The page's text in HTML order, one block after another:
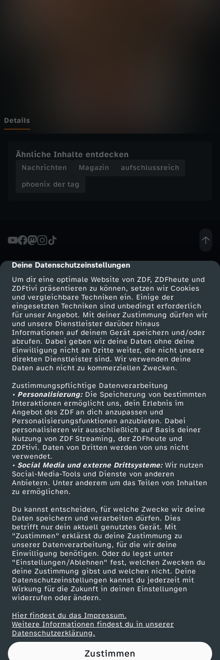
cmp-dialog-description
Deine Datenschutzeinstellungen
Um dir eine optimale Website von ZDF, ZDFheute und
ZDFtivi präsentieren zu können, setzen wir Cookies
und vergleichbare Techniken ein. Einige der
eingesetzten Techniken sind unbedingt erforderlich
für unser Angebot. Mit deiner Zustimmung dürfen wir
und unsere Dienstleister darüber hinaus
Informationen auf deinem Gerät speichern und/oder
abrufen. Dabei geben wir deine Daten ohne deine
Einwilligung nicht an Dritte weiter, die nicht unsere
direkten Dienstleister sind. Wir verwenden deine
Daten auch nicht zu kommerziellen Zwecken.
Zustimmungspflichtige Datenverarbeitung
• Personalisierung:Die Speicherung von bestimmten
Interaktionen ermöglicht uns, dein Erlebnis im
Angebot des ZDF an dich anzupassen und
Personalisierungsfunktionen anzubieten. Dabei
personalisieren wir ausschließlich auf Basis deiner
Nutzung von ZDF Streaming, der ZDFheute und
ZDFtivi. Daten von Dritten werden von uns nicht
verwendet.
• Social Media und externe Drittsysteme:Wir nutzen
Social-Media-Tools und Dienste von anderen
Anbietern. Unter anderem um das Teilen von Inhalten
zu ermöglichen.
Du kannst entscheiden, für welche Zwecke wir deine
Daten speichern und verarbeiten dürfen. Dies
betrifft nur dein aktuell genutztes Gerät. Mit
"Zustimmen" erklärst du deine Zustimmung zu
unserer Datenverarbeitung, für die wir deine
Einwilligung benötigen. Oder du legst unter
"Einstellungen/Ablehnen" fest, welchen Zwecken du
deine Zustimmung gibst und welchen nicht. Deine
Datenschutzeinstellungen kannst du jederzeit mit
Wirkung für die Zukunft in deinen Einstellungen
widerrufen oder ändern.
Hier findest du das Impressum.
Weitere Informationen findest du in unserer
Datenschutzerklärung.
Zustimmen
g
D
e
s
:
K
o
m
m
u
n
e
n
s
i
n
d
s
t
r
Details
Ähnliche Inhalte entdecken
Nachrichten Magazin
aufschlussreich
phoenix der tag
Mehr ZDF
ZDF-Apps
Smart TV
ZDFtext
Livestreams
Sendungen A-Z
TV-Programm
Service
ZDFmitreden
Kontakt zum ZDF
Tickets
Zuschauerservice
Hilfe
ZDF Unternehmen
Karriere
ZDF goes Schule
Werbefernsehen
Mainzelmännchen
Partner